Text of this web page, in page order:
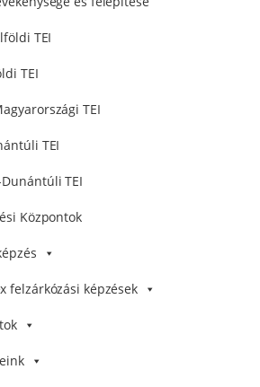
TEI
TEI
TEI
TEI
TEI
Központok
felzárkózási képzések